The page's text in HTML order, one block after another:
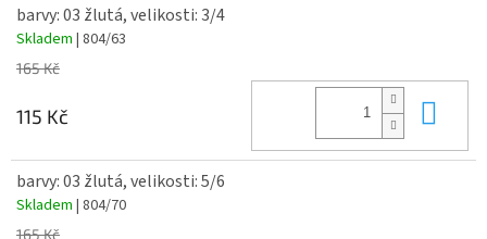
barvy: 03 žlutá, velikosti: 3/4
Skladem | 804/63
165 Kč
115 Kč
barvy: 03 žlutá, velikosti: 5/6
Skladem | 804/70
165 Kč